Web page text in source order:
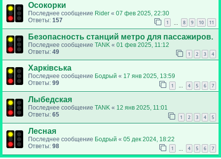
Осокорки
Последнее сообщение Rider « 07 фев 2025, 22:30
Ответы: 157 1 8 9 10 11
Безопасность станций метро для пассажиров.
Последнее сообщение TANK « 01 фев 2025, 11:12
Ответы: 49 1 2 3 4
Харківська
Последнее сообщение Бодрый « 17 янв 2025, 13:59
Ответы: 99 1 … 4 5 6 7
Лыбедская
Последнее сообщение TANK « 12 янв 2025, 11:01
Ответы: 65 1 2 3 4 5
Лесная
Последнее сообщение Бодрый « 05 дек 2024, 18:22
Ответы: 98 1 4 5 6 7